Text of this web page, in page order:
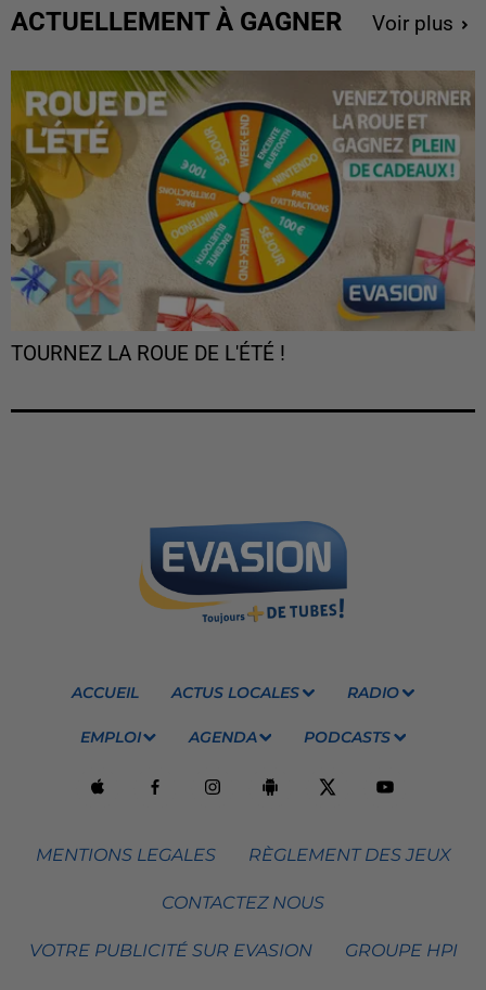
ACTUELLEMENT À GAGNER Voir plus
TOURNEZ LA ROUE DE L'ÉTÉ !
ACCUEIL ACTUS LOCALES RADIO
EMPLOI AGENDA PODCASTS
MENTIONS LEGALES RÈGLEMENT DES JEUX
CONTACTEZ NOUS
VOTRE PUBLICITÉ SUR EVASION GROUPE HPI